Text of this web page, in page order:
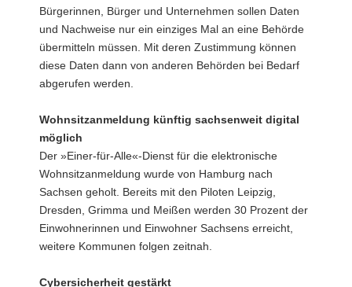
Bürgerinnen, Bürger und Unternehmen sollen Daten
und Nachweise nur ein einziges Mal an eine Behörde
übermitteln müssen. Mit deren Zustimmung können
diese Daten dann von anderen Behörden bei Bedarf
abgerufen werden.
Wohnsitzanmeldung künftig sachsenweit digital
möglich
Der »Einer-für-Alle«-Dienst für die elektronische
Wohnsitzanmeldung wurde von Hamburg nach
Sachsen geholt. Bereits mit den Piloten Leipzig,
Dresden, Grimma und Meißen werden 30 Prozent der
Einwohnerinnen und Einwohner Sachsens erreicht,
weitere Kommunen folgen zeitnah.
Cybersicherheit gestärkt